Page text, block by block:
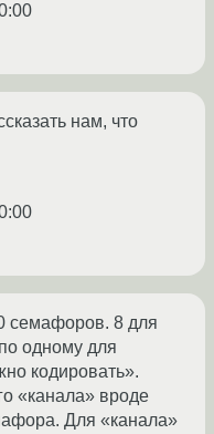
нам, что
семафоров. 8 для
одному для
кодировать».
«канала» вроде
Для «канала»